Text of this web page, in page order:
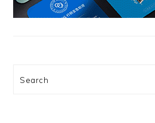
Search